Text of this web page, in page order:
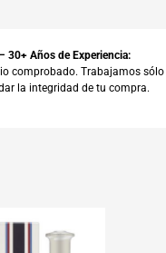
30+ Años de Experiencia:
comprobado. Trabajamos
la integridad de tu compra.